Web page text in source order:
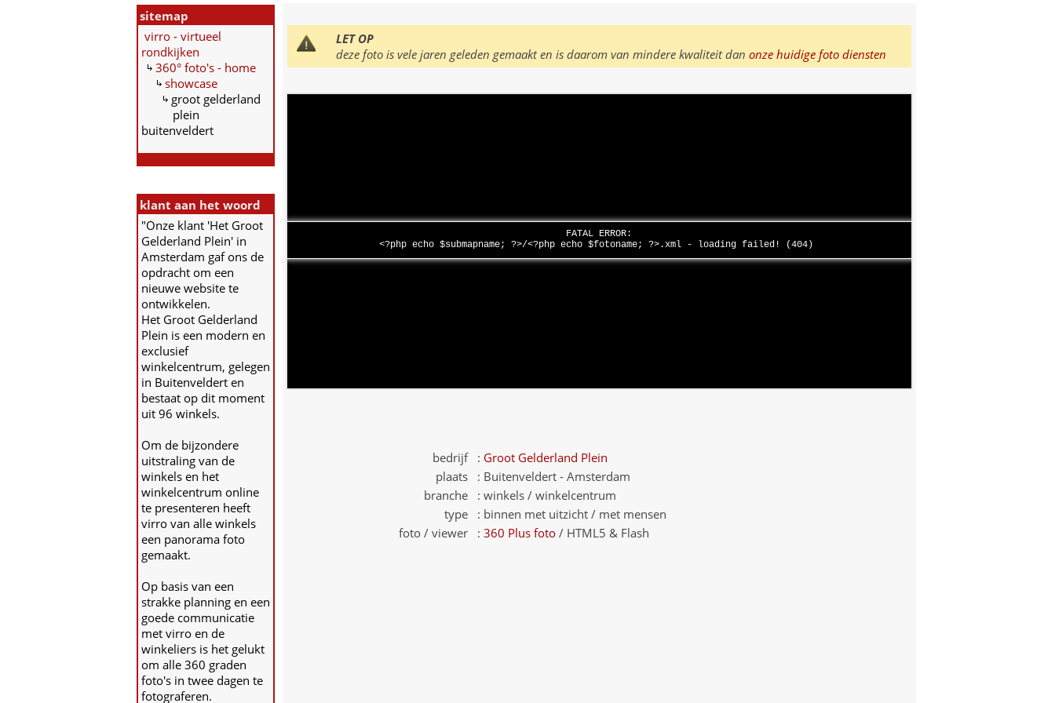
sitemap
virro - virtueel
rondkijken
360° foto's - home
showcase
groot gelderland
plein
buitenveldert
klant aan het woord
"Onze klant 'Het Groot
Gelderland Plein' in
Amsterdam gaf ons de
opdracht om een
nieuwe website te
ontwikkelen.
Het Groot Gelderland
Plein is een modern en
exclusief
winkelcentrum, gelegen
in Buitenveldert en
bestaat op dit moment
uit 96 winkels.
Om de bijzondere
uitstraling van de
winkels en het
winkelcentrum online
te presenteren heeft
virro van alle winkels
een panorama foto
gemaakt.
Op basis van een
strakke planning en een
goede communicatie
met virro en de
winkeliers is het gelukt
om alle 360 graden
foto's in twee dagen te
fotograferen.
LET OP
deze foto is vele jaren geleden gemaakt en is daarom van mindere kwaliteit dan onze huidige foto diensten
FATAL ERROR:
<?php echo $submapname; ?>/<?php echo $fotoname; ?>.xml - loading failed! (404)
bedrijf : Groot Gelderland Plein
plaats : Buitenveldert - Amsterdam
branche : winkels / winkelcentrum
type : binnen met uitzicht / met mensen
foto / viewer : 360 Plus foto / HTML5 & Flash